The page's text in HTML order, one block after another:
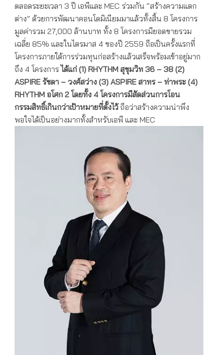
ตลอดระยะเวลา 3 ปี เอพีและ MEC ร่วมกัน “สร้างความแตก
ต่าง” ด้วยการพัฒนาคอนโดมิเนียมมาแล้วทั้งสิ้น 8 โครงการ
มูลค่ารวม 27,000 ล้านบาท ทั้ง 8 โครงการมียอดขายรวม
เฉลี่ย 85% และในไตรมาส 4 ของปี 2559 ถือเป็นครั้งแรกที่
โครงการภายใต้การร่วมทุนก่อสร้างแล้วเสร็จพร้อมเข้าอยู่มาก
ถึง 4 โครงการได้แก่ (1) RHYTHM สุขุมวิท 36 – 38 (2)
ASPIRE รัชดา – วงศ์สว่าง (3) ASPIRE สาทร – ท่าพระ (4)
RHYTHM อโศก 2 โดยทั้ง 4 โครงการมีสัดส่วนการโอน
กรรมสิทธิ์เกินกว่าเป้าหมายที่ตั้งไว้ถือว่าสร้างความน่าพึง
พอใจได้เป็นอย่างมากทั้งสำหรับเอพี และ MEC